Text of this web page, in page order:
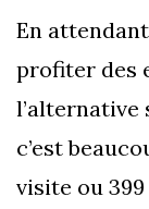
En
profiter des
l’alternative
c’est
visite ou